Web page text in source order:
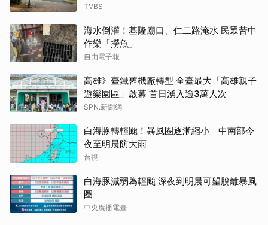
TVBS
海水倒灌！基隆廟口、仁二路淹水 民眾苦中
作樂「撈魚」
自由電子報
高雄》臺鐵舊機廠轉型 全臺最大「高雄親子
遊樂園區」啟幕 首日湧入逾3萬人次
SPN.新聞網
白海豚轉輕颱！暴風圈逐漸縮小 中南部今
夜至明晨防大雨
台視
白海豚減弱為輕颱 深夜到明晨可望脫離暴風
圈
中央廣播電臺